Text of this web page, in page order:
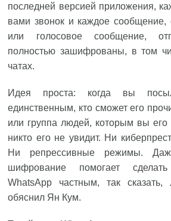
последней версией приложения,
вами звонок и каждое сообщение,
или голосовое сообщение,
полностью зашифрованы, в том
чатах.
Идея проста: когда вы
единственным, кто сможет его
или группа людей, которым вы
никто его не увидит. Ни
Ни репрессивные режимы.
шифрование помогает
WhatsApp частным, так
обяснил Ян Кум.